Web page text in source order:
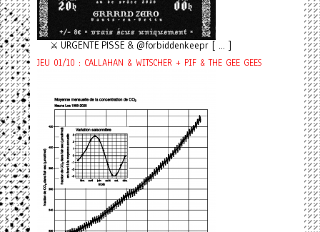
⚔️ URGENTE PISSE & @forbiddenkeepr [ ... ]
JEU 01/10 : CALLAHAN & WITSCHER + PIF & THE GEE GEES